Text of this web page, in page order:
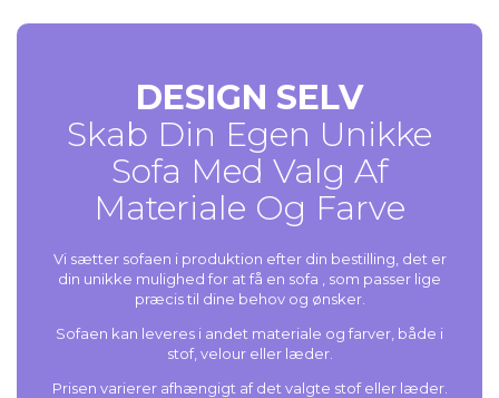
DESIGN SELV
Skab Din Egen Unikke
Sofa Med Valg Af
Materiale Og Farve
Vi sætter sofaen i produktion efter din bestilling, det er
din unikke mulighed for at få en sofa , som passer lige
præcis til dine behov og ønsker.
Sofaen kan leveres i andet materiale og farver, både i
stof, velour eller læder.
Prisen varierer afhængigt af det valgte stof eller læder.